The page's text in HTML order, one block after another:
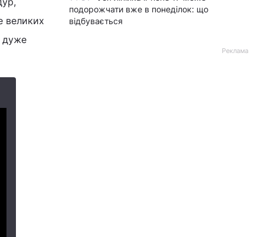
великих
дуже
подорожчати вже в понеділок: що
відбувається
Реклама